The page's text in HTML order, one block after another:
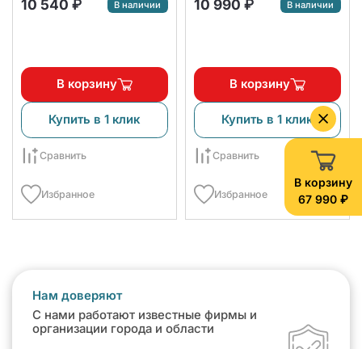
В корзину
67 990 ₽
10 540 ₽ В наличии
В корзину
Купить в 1 клик
Сравнить
Избранное
10 990 ₽ В наличии
В корзину
Купить в 1 клик
Сравнить
Избранное
Нам доверяют
С нами работают известные фирмы и
организации города и области